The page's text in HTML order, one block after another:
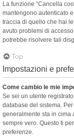
La funzione “Cancella
mantengono autenticato
traccia di quello che hai
avuto problemi di
potrebbe risolvere tali
Top
Impostazioni e
Come cambio le mie
Se sei un utente
database del sistema.
generalmente sta in cima
sempre vero. Questo ti
preferenze.